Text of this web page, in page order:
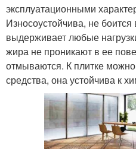
эксплуатационными
Износоустойчива, не
выдерживает любые
жира не проникают в ее
отмываются. К плитке
средства, она устойчива к